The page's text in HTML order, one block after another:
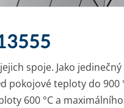
spoje. Jako
teploty do
600 °C a